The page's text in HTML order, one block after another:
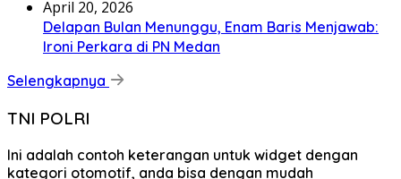
April 20, 2026
Delapan Bulan Menunggu, Enam Baris Menjawab:
Ironi Perkara di PN Medan
Selengkapnya
TNI POLRI
Ini adalah contoh keterangan untuk widget dengan
kategori otomotif, anda bisa dengan mudah